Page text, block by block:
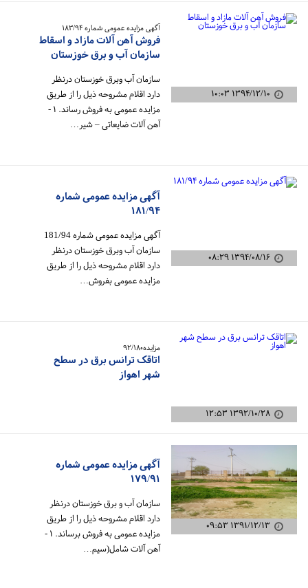
۱۳۹۴/۱۲/۱۰ ۱۰:۰۳
آگهی مزایده عمومی شماره ۱۸۳/۹۴
فروش آهن آلات مازاد و اسقاط
سازمان آب و برق خوزستان
سازمان آب وبرق خوزستان درنظر
دارد اقلام مشروحه ذیل را از طریق
مزایده عمومی به فروش رساند. ۱ -
آهن آلات ضایعاتی – شیر…
۱۳۹۴/۰۸/۱۶ ۰۸:۲۹
آگهی مزایده عمومی شماره
۱۸۱/۹۴
آگهی مزایده عمومی شماره 181/94
سازمان آب وبرق خوزستان درنظر
دارد اقلام مشروحه ذیل را از طریق
مزایده عمومی بفروش…
۱۳۹۲/۱۰/۲۸ ۱۲:۵۳
مزایده۹۲/۱۸۰
اتاقک ترانس برق در سطح
شهر اهواز
۱۳۹۱/۱۲/۱۳ ۰۹:۵۳
آگهی مزایده عمومی شماره
۱۷۹/۹۱
سازمان آب و برق خوزستان درنظر
دارد اقلام مشروحه ذیل را از طریق
مزایده عمومی به فروش برساند. ۱ -
آهن آلات شامل(سیم…